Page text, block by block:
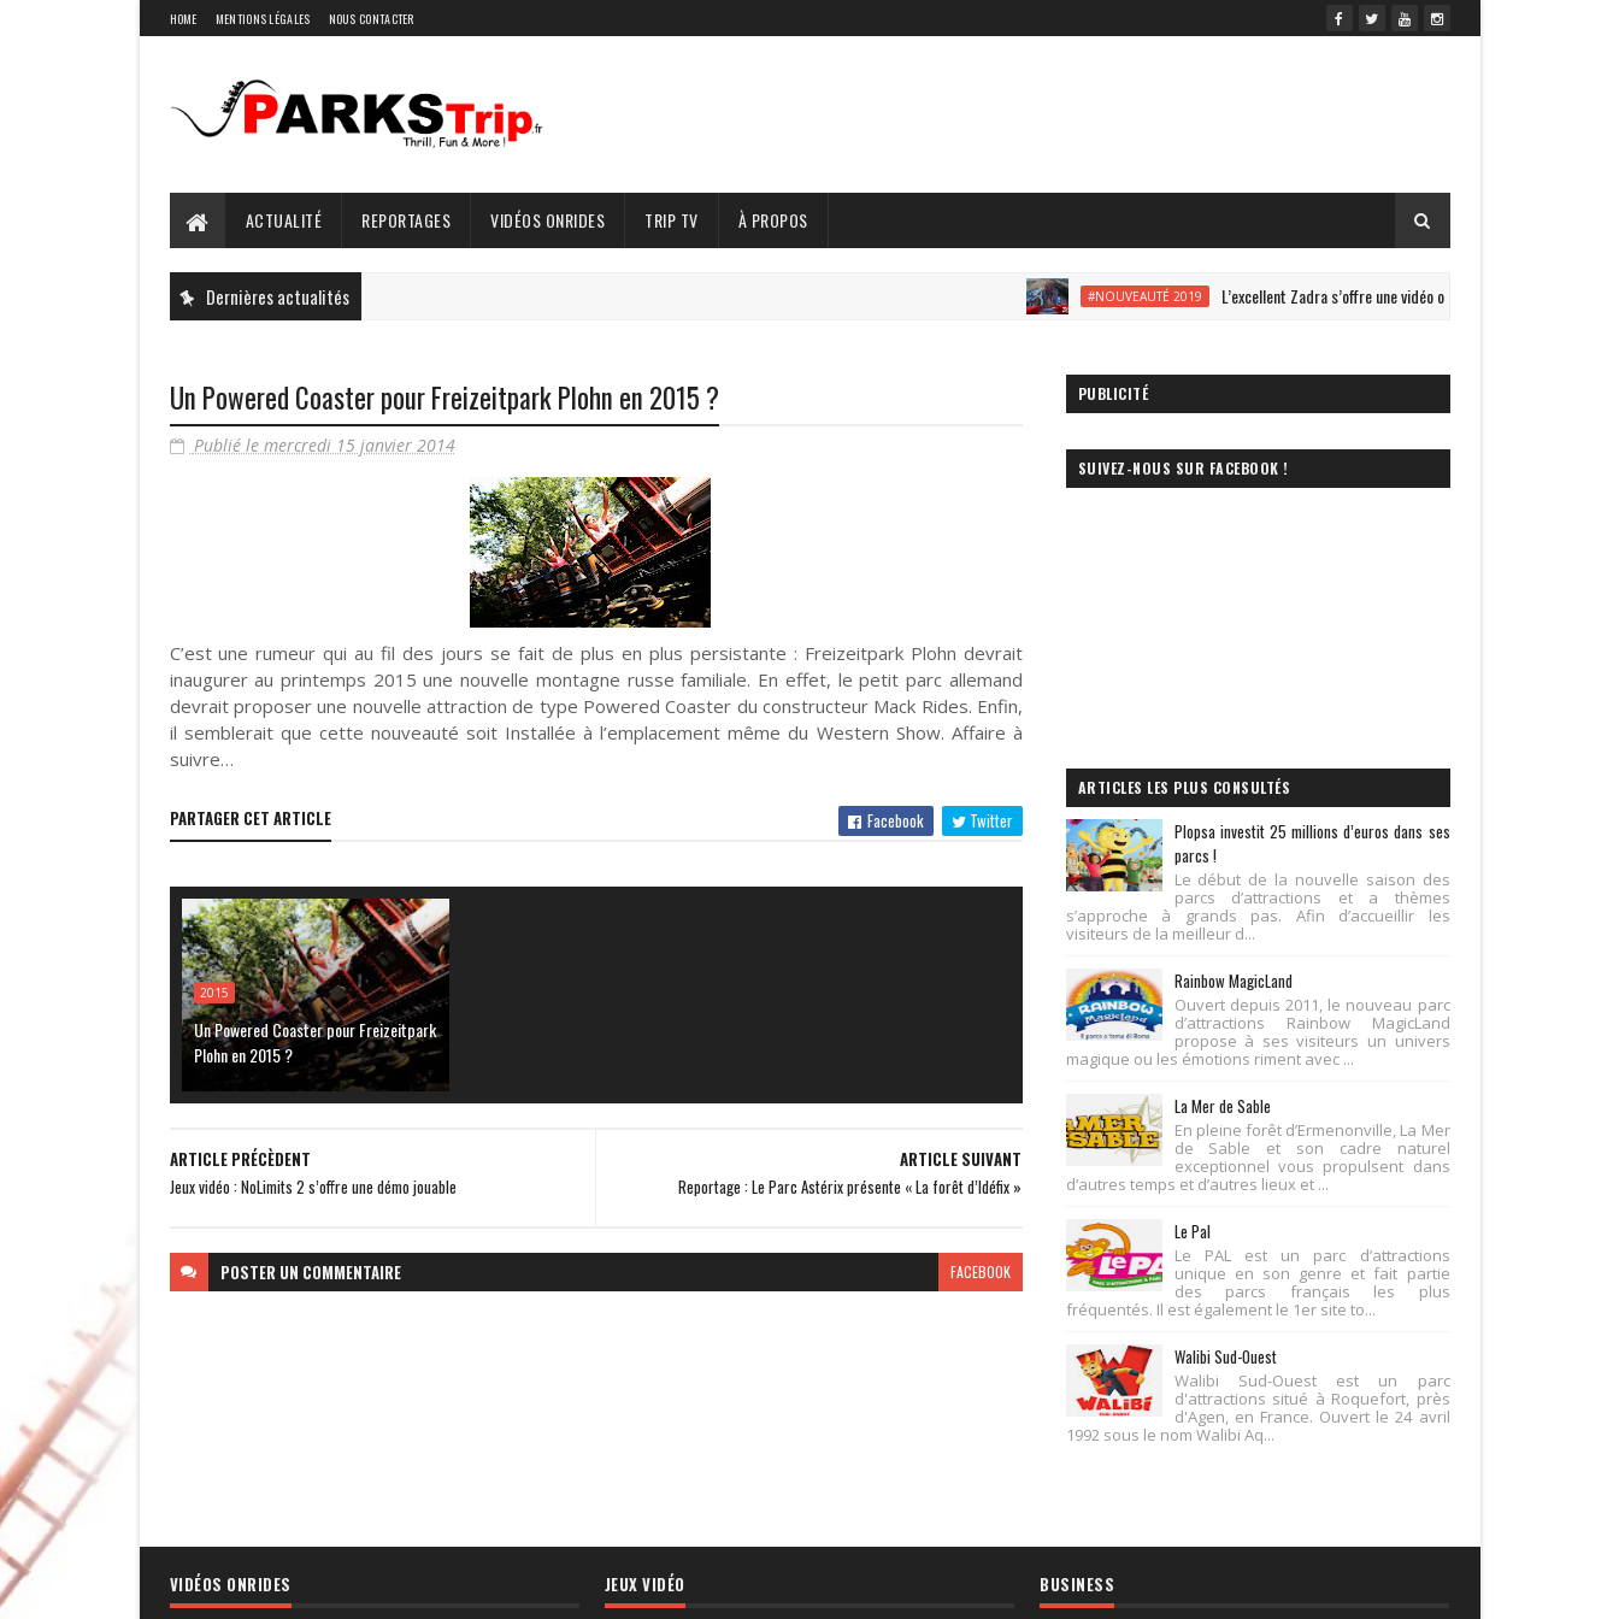
HOME MENTIONS LÉGALES NOUS CONTACTER
ACTUALITÉ REPORTAGES VIDÉOS ONRIDES TRIP TV À PROPOS
Dernières actualités #NOUVEAUTÉ 2019 L’excellent Zadra s’offre une vidéo onride à Energylandia !
Un Powered Coaster pour Freizeitpark Plohn en 2015 ?
Publié le mercredi 15 janvier 2014
C’est une rumeur qui au fil des jours se fait de plus en plus persistante : Freizeitpark Plohn devrait
inaugurer au printemps 2015 une nouvelle montagne russe familiale. En effet, le petit parc allemand
devrait proposer une nouvelle attraction de type Powered Coaster du constructeur Mack Rides. Enfin,
il semblerait que cette nouveauté soit Installée à l’emplacement même du Western Show. Affaire à
suivre…
PARTAGER CET ARTICLE Facebook Twitter
2015
Un Powered Coaster pour Freizeitpark
Plohn en 2015 ?
ARTICLE SUIVANT
Reportage : Le Parc Astérix présente « La forêt d’Idéfix »
ARTICLE PRÉCÈDENT
Jeux vidéo : NoLimits 2 s’offre une démo jouable
POSTER UN COMMENTAIRE FACEBOOK
PUBLICITÉ
SUIVEZ-NOUS SUR FACEBOOK !
ARTICLES LES PLUS CONSULTÉS
Plopsa investit 25 millions d’euros dans ses
parcs !
Le début de la nouvelle saison des
parcs d’attractions et a thèmes
s’approche à grands pas. Afin d’accueillir les
visiteurs de la meilleur d...
Rainbow MagicLand
Ouvert depuis 2011, le nouveau parc
d’attractions Rainbow MagicLand
propose à ses visiteurs un univers
magique ou les émotions riment avec ...
La Mer de Sable
En pleine forêt d’Ermenonville, La Mer
de Sable et son cadre naturel
exceptionnel vous propulsent dans
d’autres temps et d’autres lieux et ...
Le Pal
Le PAL est un parc d’attractions
unique en son genre et fait partie
des parcs français les plus
fréquentés. Il est également le 1er site to...
Walibi Sud-Ouest
Walibi Sud-Ouest est un parc
d'attractions situé à Roquefort, près
d'Agen, en France. Ouvert le 24 avril
1992 sous le nom Walibi Aq...
VIDÉOS ONRIDES JEUX VIDÉO BUSINESS